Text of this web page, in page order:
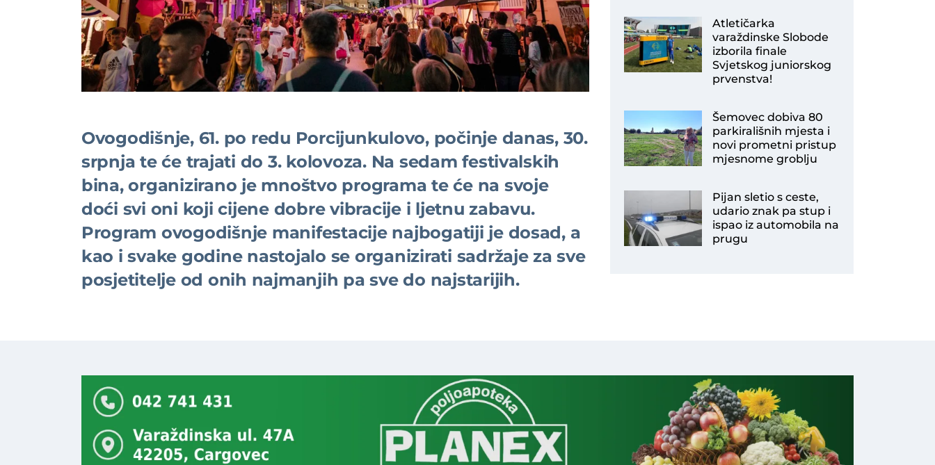
Ovogodišnje, 61. po redu Porcijunkulovo, počinje danas, 30.
srpnja te će trajati do 3. kolovoza. Na sedam festivalskih
bina, organizirano je mnoštvo programa te će na svoje
doći svi oni koji cijene dobre vibracije i ljetnu zabavu.
Program ovogodišnje manifestacije najbogatiji je dosad, a
kao i svake godine nastojalo se organizirati sadržaje za sve
posjetitelje od onih najmanjih pa sve do najstarijih.
Atletičarka
varaždinske Slobode
izborila finale
Svjetskog juniorskog
prvenstva!
Šemovec dobiva 80
parkirališnih mjesta i
novi prometni pristup
mjesnome groblju
Pijan sletio s ceste,
udario znak pa stup i
ispao iz automobila na
prugu